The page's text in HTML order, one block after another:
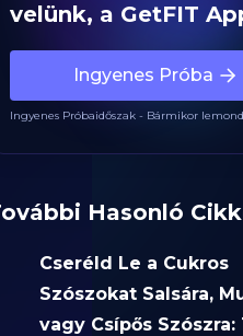
velünk, a GetFIT
Ingyenes Próba
Ingyenes Próbaidőszak - Bármikor
Hasonló
Cseréld Le a Cukros
Szószokat Salsára,
vagy Csípős Szószra: